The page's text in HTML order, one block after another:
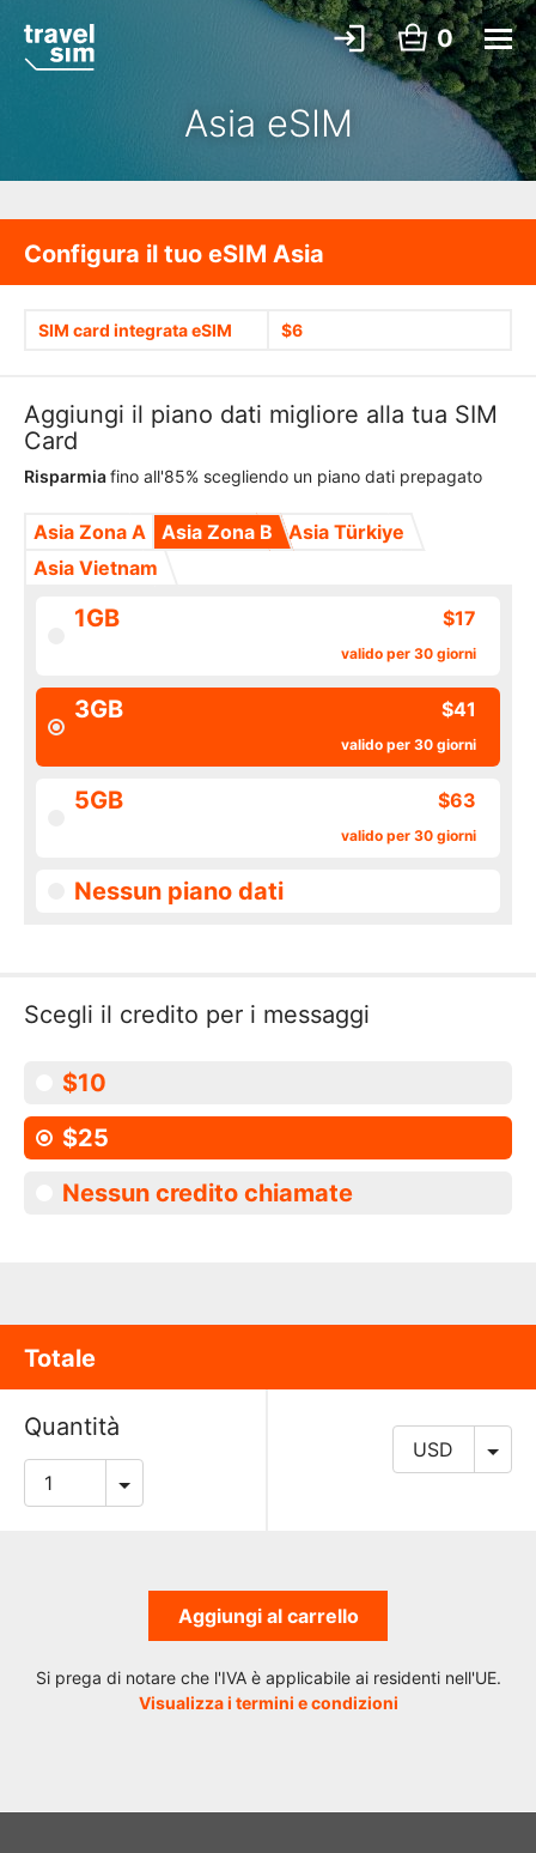
0
Asia eSIM
Configura il tuo eSIM Asia
SIM card integrata eSIM $6
Aggiungi il piano dati migliore alla tua SIM
Card
Risparmiafino all'85% scegliendo un piano dati prepagato
Asia Zona A Asia Zona B
Asia Türkiye
Asia Vietnam
$17
1GB
valido per 30 giorni
$41
3GB
valido per 30 giorni
$63
5GB
valido per 30 giorni
Nessun piano dati
Scegli il credito per i messaggi
$10
$25
Nessun credito chiamate
Totale
Quantità
Aggiungi al carrello
Si prega di notare che l'IVA è applicabile ai residenti nell'UE.
Visualizza i termini e condizioni